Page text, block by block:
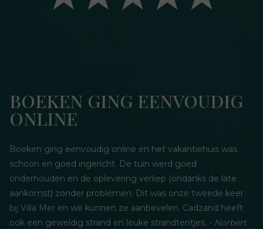
BOEKEN GING EENVOUDIG
ONLINE
Boeken ging eenvoudig online en het vakantiehuis was
schoon en goed ingericht. De tuin werd goed
onderhouden en de oplevering verliep (ondanks de late
aankomst) zonder problemen. Dit was onze tweede keer
bij Villa Mer en we kunnen ze aanbevelen. Cadzand heeft
ook een geweldig strand en leuke strandtentjes. - Norbert